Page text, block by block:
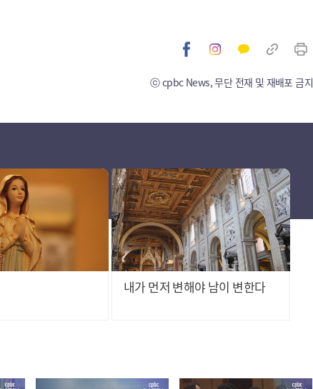
ⓒ cpbc News, 무단 전재 및 재배포 금지
내가 먼저 변해야 남이 변한다